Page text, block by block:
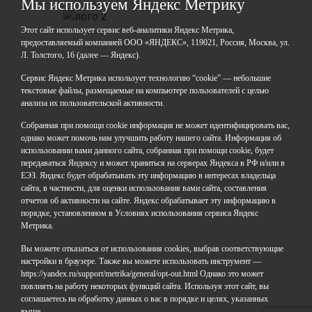
Мы используем Яндекс Метрику
Этот сайт использует сервис веб-аналитики Яндекс Метрика,
предоставляемый компанией ООО «ЯНДЕКС», 119021, Россия, Москва, ул.
Л. Толстого, 16 (далее — Яндекс).
Сервис Яндекс Метрика использует технологию “cookie” — небольшие
текстовые файлы, размещаемые на компьютере пользователей с целью
анализа их пользовательской активности.
Собранная при помощи cookie информация не может идентифицировать вас,
однако может помочь нам улучшить работу нашего сайта. Информация об
использовании вами данного сайта, собранная при помощи cookie, будет
передаваться Яндексу и может храниться на серверах Яндекса в РФ и/или в
ЕЭЗ. Яндекс будет обрабатывать эту информацию в интересах владельца
сайта, в частности, для оценки использования вами сайта, составления
отчетов об активности на сайте. Яндекс обрабатывает эту информацию в
порядке, установленном в Условиях использования сервиса Яндекс
Метрика.
Вы можете отказаться от использования cookies, выбрав соответствующие
настройки в браузере. Также вы можете использовать инструмент —
https://yandex.ru/support/metrika/general/opt-out.html Однако это может
повлиять на работу некоторых функций сайта. Используя этот сайт, вы
соглашаетесь на обработку данных о вас в порядке и целях, указанных
ГАОУДО «Центр развития талантов «Аврора»
ИНН: 0277946670
ОГРН: 119028008662
Юридический адрес: 450112, Российская Федерация,
город Уфа, улица Мира, дом 14
Фактический адрес: 450112, Российская Федерация,
Республика Башкортостан,
город Уфа, улица Мира, дом 14
+7 (347) 286-77-58 - отдел профильных смен
+7(347) 246-64-95 - отдел олимпиадного движения
+7 (347) 286-77-61 - отдел ДО
+7 (347) 287-23-00 - приемная
+7 (347) 246-67-38 - бухгалтерия
rbavrora@yandex.ru